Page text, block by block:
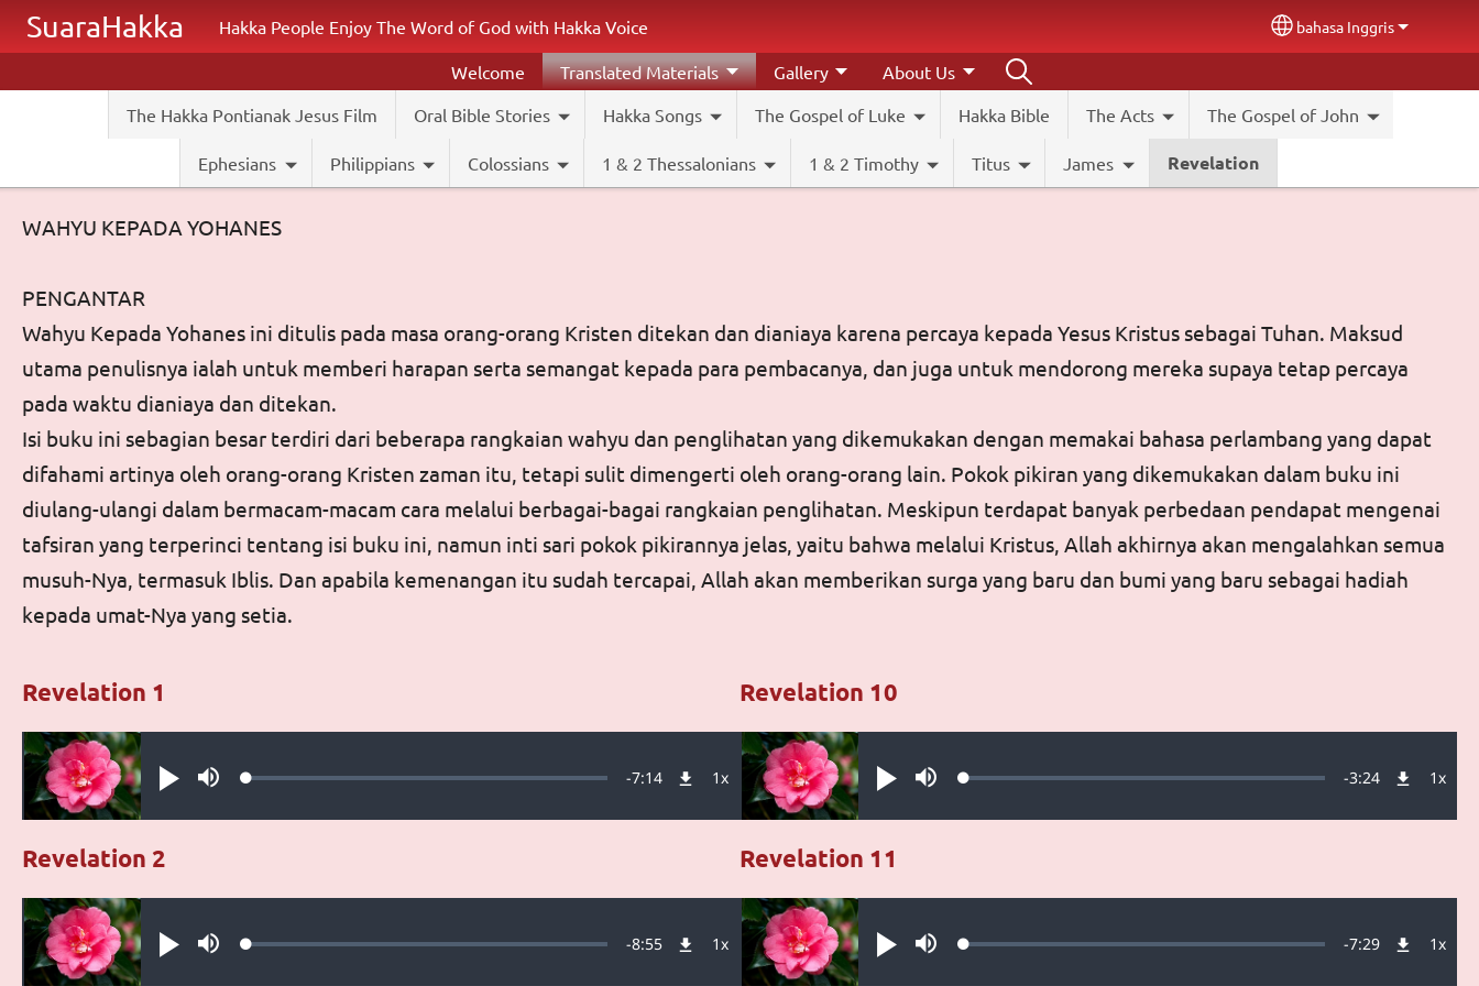
Skip to main content
SuaraHakka Hakka People Enjoy The Word of God with Hakka Voice Select your language
bahasa Inggris
Welcome
Translated Materials
The Hakka Pontianak Jesus Film
Oral Bible Stories Hakka Songs The Gospel of Luke Hakka Bible The Acts The Gospel of John
Ephesians Philippians Colossians 1 & 2 Thessalonians 1 & 2 Timothy Titus James Revelation
Gallery About Us
WAHYU KEPADA YOHANES
PENGANTAR
Wahyu Kepada Yohanes ini ditulis pada masa orang-orang Kristen ditekan dan dianiaya karena percaya kepada Yesus Kristus sebagai Tuhan. Maksud
utama penulisnya ialah untuk memberi harapan serta semangat kepada para pembacanya, dan juga untuk mendorong mereka supaya tetap percaya
pada waktu dianiaya dan ditekan.
Isi buku ini sebagian besar terdiri dari beberapa rangkaian wahyu dan penglihatan yang dikemukakan dengan memakai bahasa perlambang yang dapat
difahami artinya oleh orang-orang Kristen zaman itu, tetapi sulit dimengerti oleh orang-orang lain. Pokok pikiran yang dikemukakan dalam buku ini
diulang-ulangi dalam bermacam-macam cara melalui berbagai-bagai rangkaian penglihatan. Meskipun terdapat banyak perbedaan pendapat mengenai
tafsiran yang terperinci tentang isi buku ini, namun inti sari pokok pikirannya jelas, yaitu bahwa melalui Kristus, Allah akhirnya akan mengalahkan semua
musuh-Nya, termasuk Iblis. Dan apabila kemenangan itu sudah tercapai, Allah akan memberikan surga yang baru dan bumi yang baru sebagai hadiah
kepada umat-Nya yang setia.
Audio file
Play MuteLoaded: Remaining
Time
-7:14 1xPlayback
Rate
Revelation 1
Audio file
Play MuteLoaded: Remaining
-8:55 1xPlayback
Rate
Revelation 2
Audio file
Play MuteLoaded: Remaining
Time
-3:24 1x
Revelation 10
Audio file
Play MuteLoaded: Remaining
-7:29 1x
Revelation 11